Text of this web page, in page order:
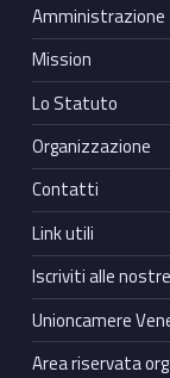
Mission
Lo Statuto
Organizzazione
Contatti
Link utili
Iscriviti alle
Unioncamere
Area riservata